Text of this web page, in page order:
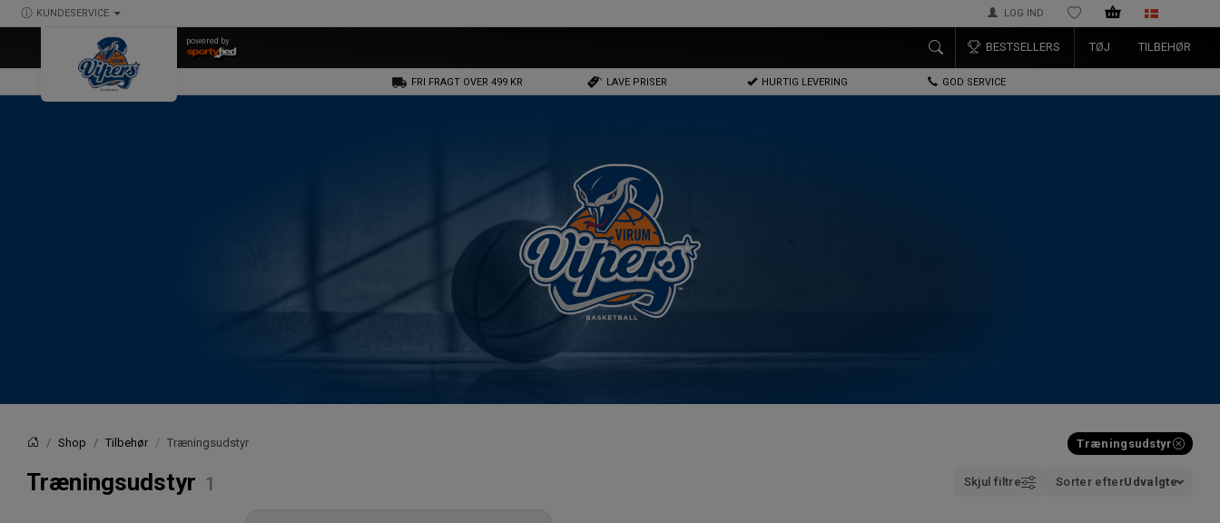
KUNDESERVICE LOG IND ØNSKELISTE
powered by BESTSELLERS TØJ TILBEHØR
FRI FRAGT OVER 499 KR LAVE PRISER HURTIG LEVERING GOD SERVICE
ForsideShop Tilbehør Træningsudstyr Træningsudstyr
Træningsudstyr Skjul filtre Sorter efterUdvalgte